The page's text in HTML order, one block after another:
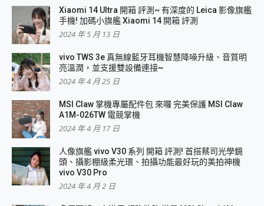
Xiaomi 14 Ultra 開箱 評測~ 有深度的 Leica 影像旗艦
手機! 加碼小旗艦 Xiaomi 14 開箱 評測
2024 年 5 月 13 日
vivo TWS 3e 真無線藍牙耳機智慧降噪升級、音質明
亮溫潤，並支援雙設備連接~
2024 年 4 月 25 日
MSI Claw 掌機專屬配件包 來囉 完美保護 MSI Claw
A1M-026TW 電競掌機
2024 年 4 月 17 日
人像旗艦 vivo V30 系列 開箱 評測! 首搭蔡司光學鏡
頭、攝影棚級柔光環、拍攝功能最好玩的美拍神機
vivo V30 Pro
2024 年 4 月 2 日